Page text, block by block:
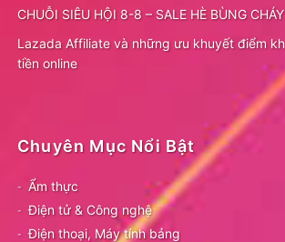
CHUỖI SIÊU HỘI 8-8 – SALE HÈ BÙNG CHÁY
Lazada Affiliate và những ưu khuyết điểm
tiền online
Chuyên Mục Nổi Bật
Ẩm thực
Điện tử & Công nghệ
Điện thoại, Máy tính bảng